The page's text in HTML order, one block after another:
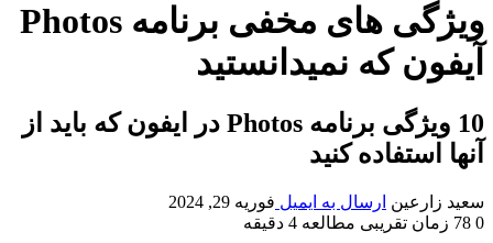
ویژگی های مخفی برنامه Photos
آیفون که نمیدانستید
10 ویژگی برنامه Photos در ایفون که باید از
آنها استفاده کنید
سعید زارعین ارسال به ایمیل فوریه 29, 2024
0
زمان تقریبی مطالعه 4 دقیقه